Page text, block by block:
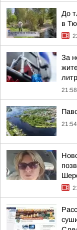
До
в
За
21:58
21:54